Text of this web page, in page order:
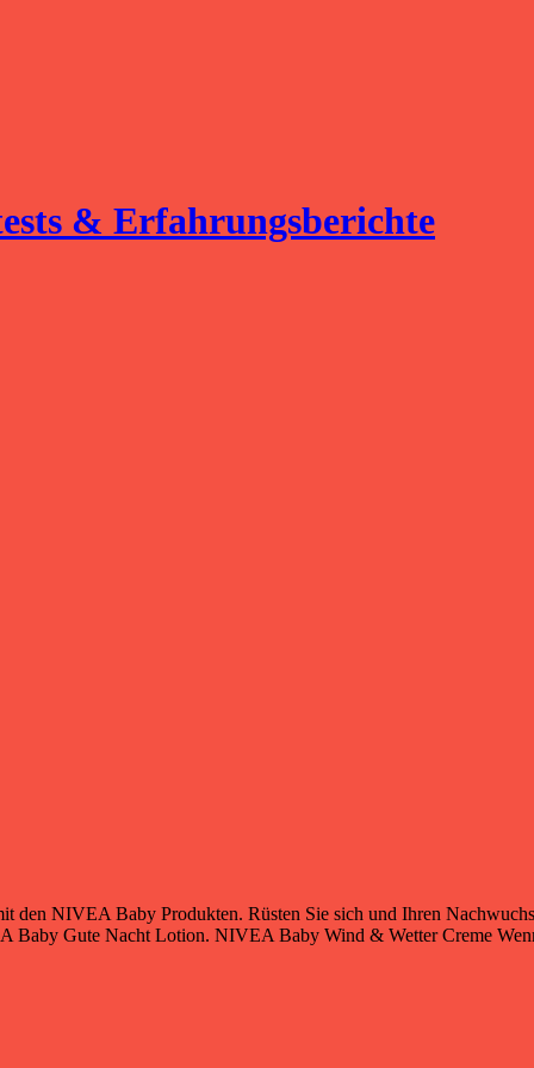
& Erfahrungsberichte
den NIVEA Baby Produkten. Rüsten Sie sich und Ihren
Baby Gute Nacht Lotion. NIVEA Baby Wind & Wetter Creme